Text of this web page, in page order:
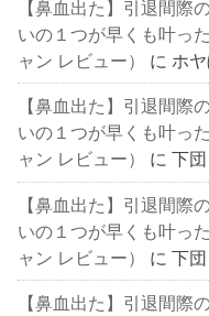
【鼻血出た】引退間際
いの１つが早くも叶っ
ャン レビュー）
に ホヤ
【鼻血出た】引退間際
いの１つが早くも叶っ
ャン レビュー）
に下団
【鼻血出た】引退間際
いの１つが早くも叶っ
ャン レビュー）
に下団
【鼻血出た】引退間際